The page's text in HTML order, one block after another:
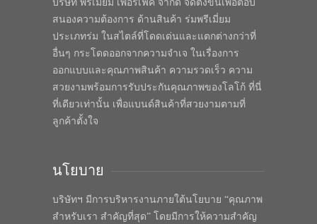
บริษัท พรีเมี่ยม เพอร์เฟค จำกัด จัดตั้งขึ้นเพื่อตอบ
สนองความต้องการ ด้านสินค้า ร่มพรีเมี่ยม
ประเภทร่ม ในสไตล์ที่โดดเด่นและแตกต่างกว่าที่
อื่นๆ กระโดดออกจากความจำเจ ในเรื่องการ
ออกแบบและคุณภาพสินค้า ความรวดเร็ว ความ
สวยงามพร้อมการรับประกันคุณภาพของโลโก้ ที่นี่
ที่เดียวเท่านั้น เพื่อแบนด์สินค้าที่สวยงามตามที่
ลูกค้าตั้งใจ
นโยบาย
บริษัทฯ มีการบริหารงานภายใต้นโยบาย “คุณภาพ
สำหรับเรา สำคัญที่สุด” โดยมีการให้ความสำคัญ